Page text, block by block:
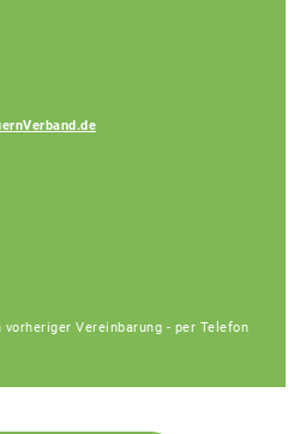
Vereinbarung - per Telefon